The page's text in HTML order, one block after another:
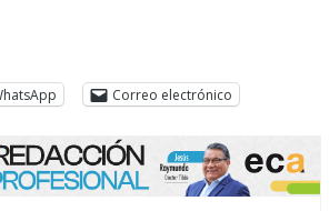
Correo electrónico